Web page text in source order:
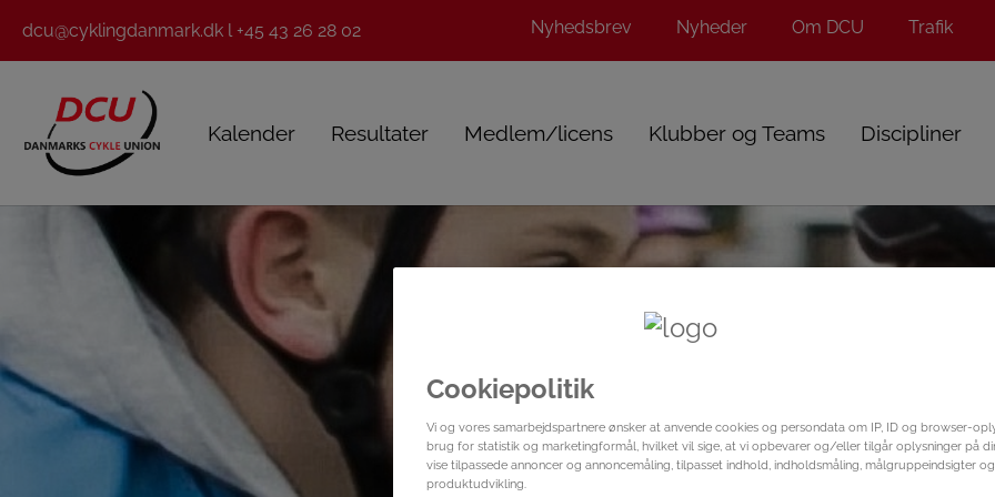
dcu@cyklingdanmark.dk l +45 43 26 28 02 Nyhedsbrev Nyheder Om DCU Trafik
Kalender Resultater Medlem/licens Klubber og Teams Discipliner
Cookiepolitik
Vi og vores samarbejdspartnere ønsker at anvende cookies og persondata om IP, ID og browser-
brug for statistik og marketingformål, hvilket vil sige, at vi opbevarer og/eller tilgår oplysninger på
vise tilpassede annoncer og annoncemåling, tilpasset indhold, indholdsmåling, målgruppeindsigter og
produktudvikling.